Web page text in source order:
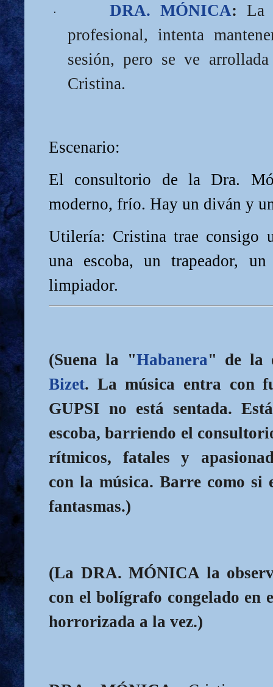
· DRA. MÓNICA: La
profesional, intenta
sesión, pero se ve
Cristina.
Escenario:
El consultorio de la Dra.
moderno, frío. Hay un diván y
Utilería: Cristina trae consigo
una escoba, un trapeador,
limpiador.
(Suena la "Habanera" de la
Bizet. La música entra con
GUPSI no está sentada.
escoba, barriendo el
rítmicos, fatales y
con la música. Barre como si
fantasmas.)
(La DRA. MÓNICA la
con el bolígrafo congelado en
horrorizada a la vez.)